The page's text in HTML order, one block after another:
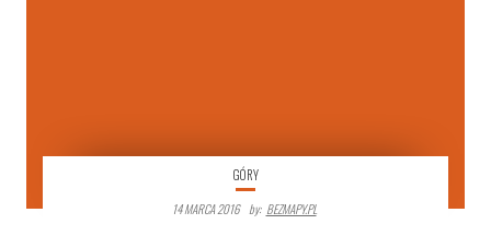
GÓRY
14 MARCA 2016
By: BEZMAPY.PL